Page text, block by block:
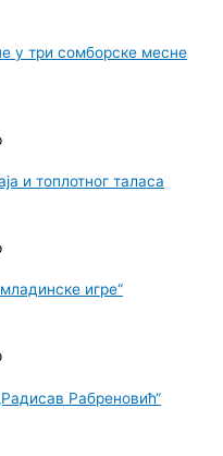
у три сомборске месне
и топлотног таласа
игре“
Рабреновић“